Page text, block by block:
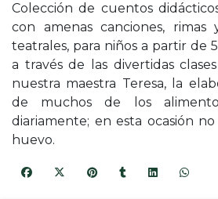
Colección de cuentos
con amenas canciones, rimas
teatrales, para niños a partir de
a través de las divertidas
nuestra maestra Teresa, la
de muchos de los
diariamente; en esta ocasión
huevo.